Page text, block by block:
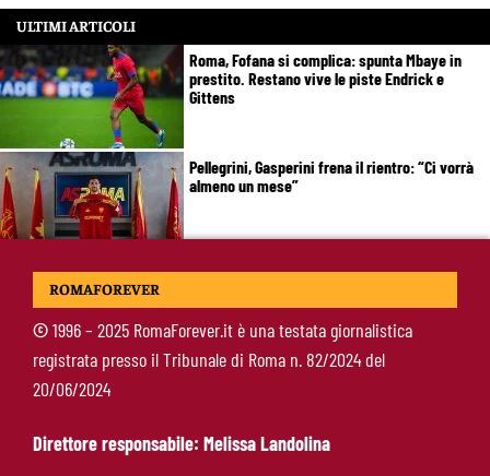
ULTIMI ARTICOLI
Roma, Fofana si complica: spunta Mbaye in
prestito. Restano vive le piste Endrick e
Gittens
Pellegrini, Gasperini frena il rientro: “Ci vorrà
almeno un mese”
Roma, 11 gol subiti in 4 partite: il dato che
ROMAFOREVER
©1996 – 2025 RomaForever.it è una testata giornalistica
registrata presso il Tribunale di Roma n. 82/2024 del
20/06/2024
Direttore responsabile: Melissa Landolina